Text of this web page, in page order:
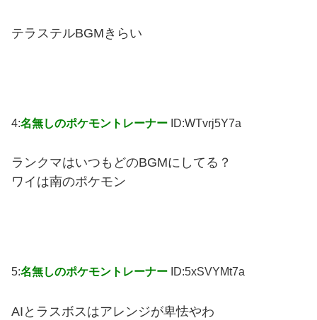
テラステルBGMきらい
4:名無しのポケモントレーナー ID:WTvrj5Y7a
ランクマはいつもどのBGMにしてる？
ワイは南のポケモン
5:名無しのポケモントレーナー ID:5xSVYMt7a
AIとラスボスはアレンジが卑怯やわ